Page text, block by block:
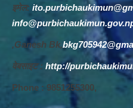
इमेल:
,Ganesh Bk,
वेबसाइट : http://
Phone : 9851255300,